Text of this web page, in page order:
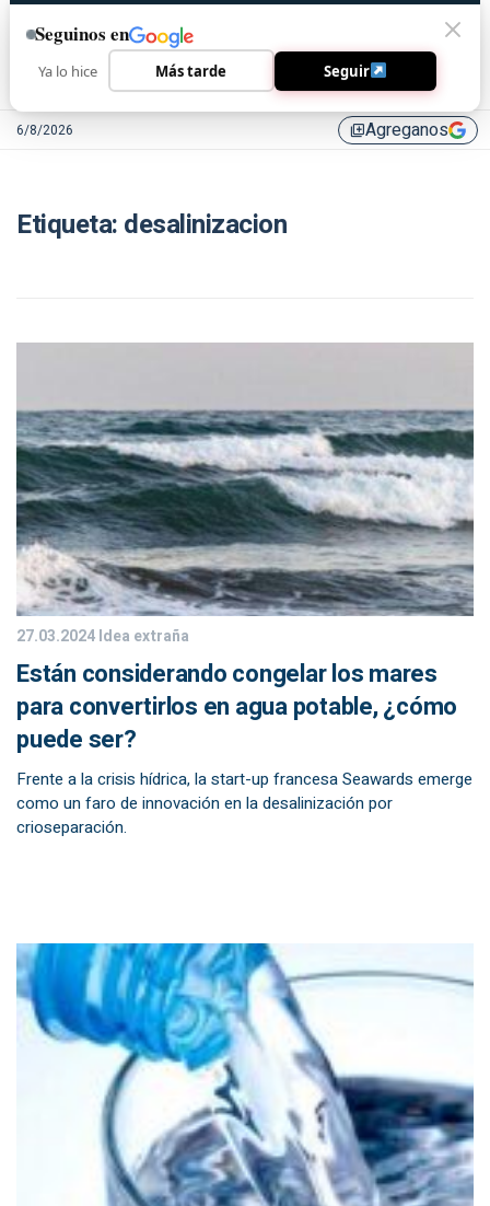
6/8/2026 library_addAgreganos
Etiqueta: desalinizacion
27.03.2024Idea extraña
Están considerando congelar los mares
para convertirlos en agua potable, ¿cómo
puede ser?
Frente a la crisis hídrica, la start-up francesa Seawards emerge
como un faro de innovación en la desalinización por
crioseparación.
Seguinos en
Ya lo hice Más tarde Seguir